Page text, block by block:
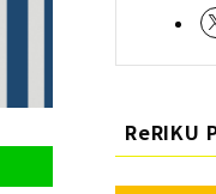
ReRIKU